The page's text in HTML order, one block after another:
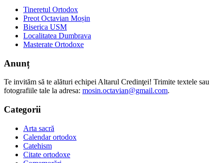
Tineretul Ortodox
Preot Octavian Moșin
Biserica USM
Localitatea Dumbrava
Masterate Ortodoxe
Anunț
Te invităm să te alături echipei Altarul Credinţei! Trimite textele sau
fotografiile tale la adresa: mosin.octavian@gmail.com.
Categorii
Arta sacră
Calendar ortodox
Catehism
Citate ortodoxe